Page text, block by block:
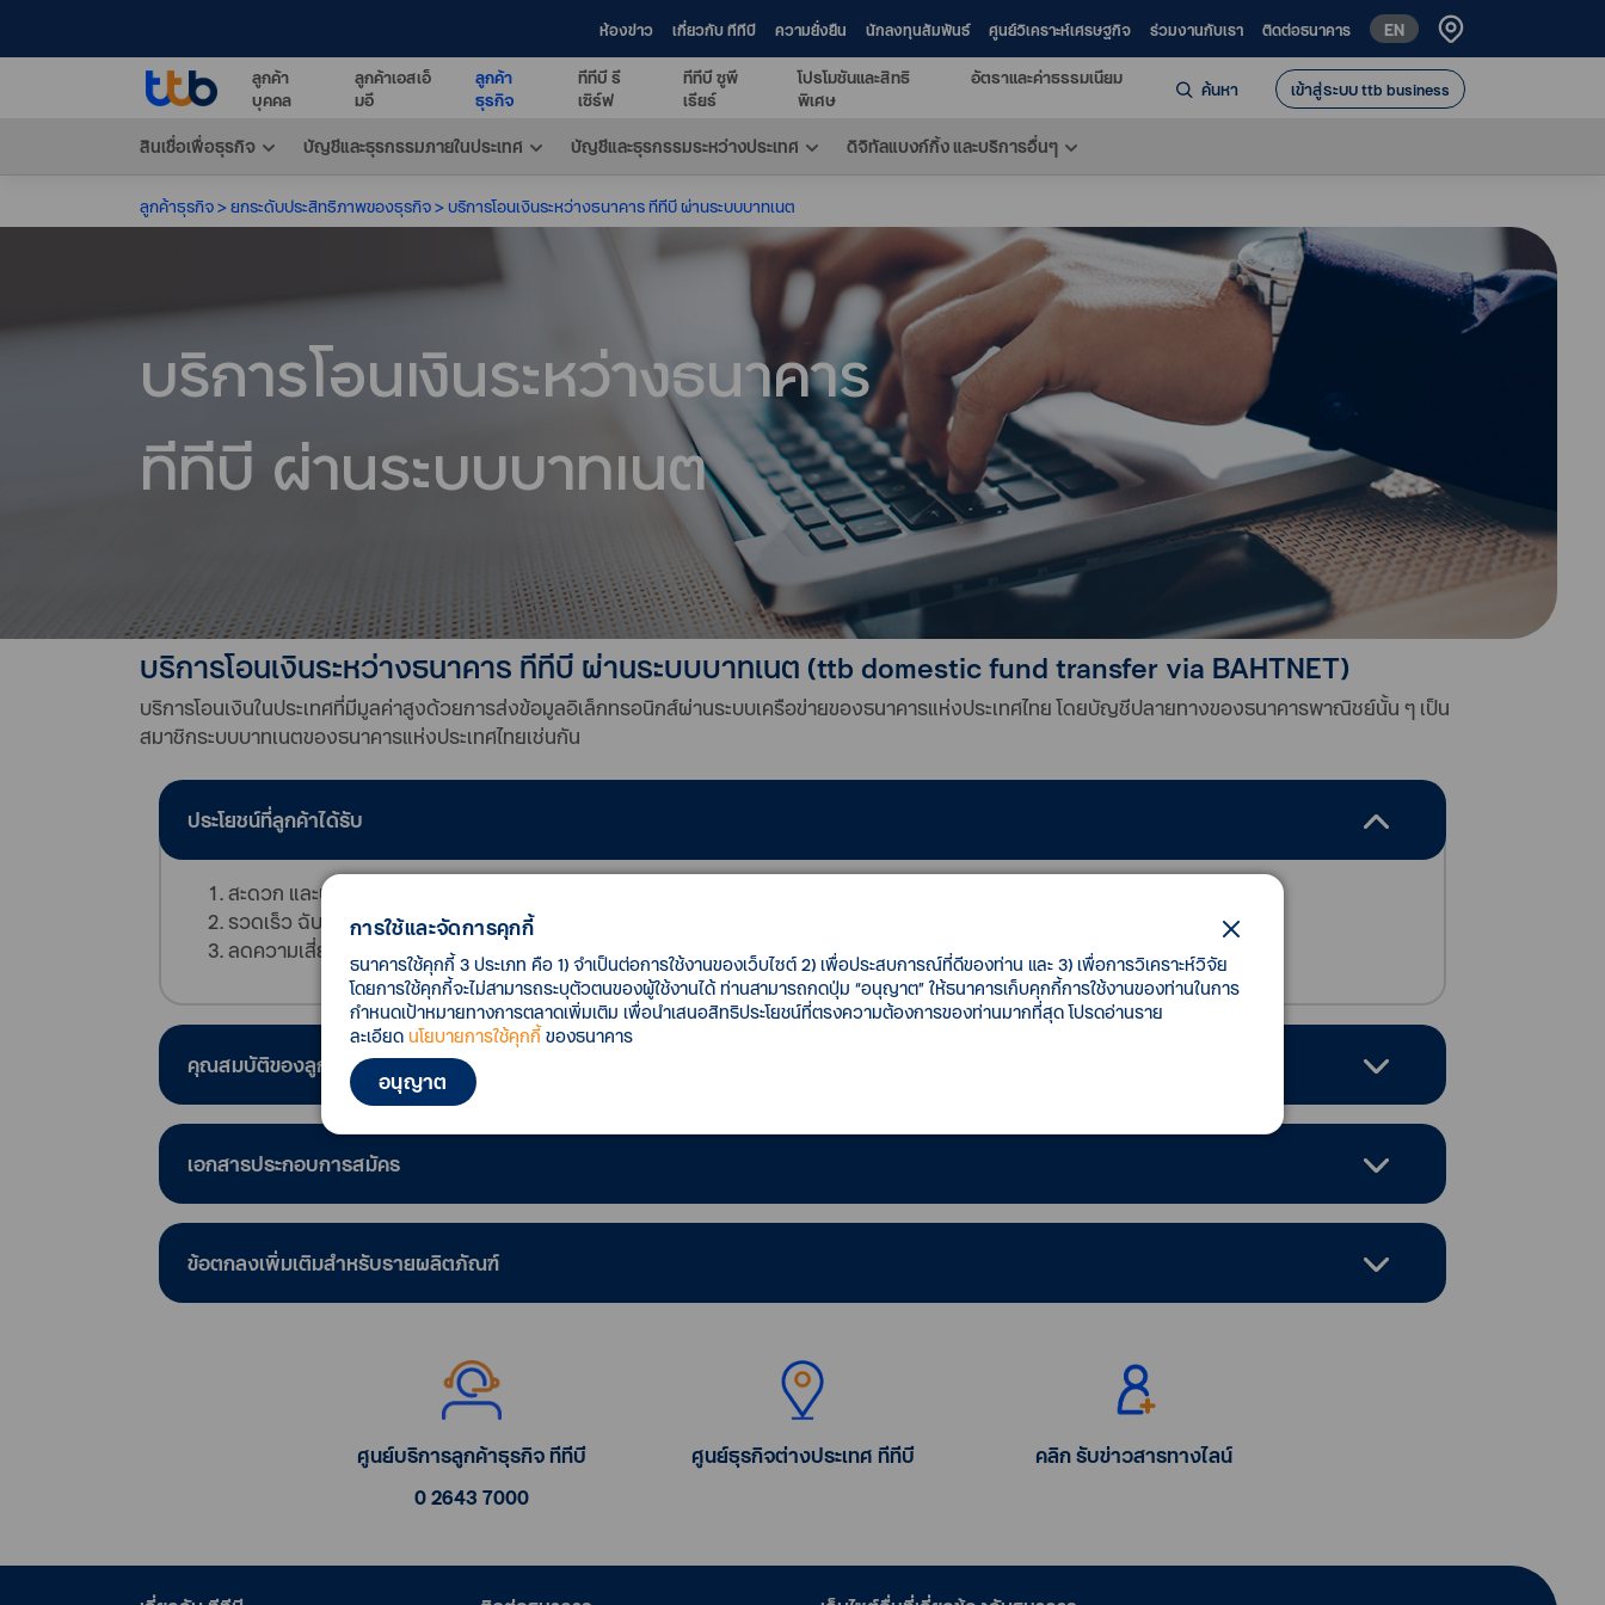
ห้องข่าว เกี่ยวกับ ทีทีบี ความยั่งยืน นักลงทุนสัมพันธ์ ศูนย์วิเคราะห์เศรษฐกิจ ร่วมงานกับเรา ติดต่อธนาคาร EN
ลูกค้า
บุคคล
ลูกค้าเอสเอ็
มอี
ลูกค้า
ธุรกิจ
ทีทีบี รี
เซิร์ฟ
ทีทีบี ซูพี
เรียร์
โปรโมชันและสิทธิ
พิเศษ
อัตราและค่าธรรมเนียม ค้นหา เข้าสู่ระบบ ttb business
สินเชื่อเพื่อธุรกิจ บัญชีและธุรกรรมภายในประเทศ บัญชีและธุรกรรมระหว่างประเทศ ดิจิทัลแบงก์กิ้ง และบริการอื่นๆ
ลูกค้าธุรกิจ ยกระดับประสิทธิภาพของธุรกิจ บริการโอนเงินระหว่างธนาคาร ทีทีบี ผ่านระบบบาทเนต
บริการโอนเงินระหว่างธนาคาร
ทีทีบี ผ่านระบบบาทเนต
บริการโอนเงินระหว่างธนาคาร ทีทีบี ผ่านระบบบาทเนต (ttb domestic fund transfer via BAHTNET)
บริการโอนเงินในประเทศที่มีมูลค่าสูงด้วยการส่งข้อมูลอิเล็กทรอนิกส์ผ่านระบบเครือข่ายของธนาคารแห่งประเทศไทย โดยบัญชีปลายทางของธนาคารพาณิชย์นั้น ๆ เป็น
สมาชิกระบบบาทเนตของธนาคารแห่งประเทศไทยเช่นกัน
ประโยชน์ที่ลูกค้าได้รับ
สะดวก และประหยัดเวลาในการเตรียมเอกสารประกอบการโอนเงิน
รวดเร็ว ฉับไว ผู้รับได้รับเงินภายในวันเดียว
ลดความเสี่ยง เพราะไม่ต้องเบิกเงินสดจำนวนมากเพื่อโอนเงินไปยังธนาคารต่าง ๆ ด้วยตนเอง
คุณสมบัติของลูกค้า
เอกสารประกอบการสมัคร
ข้อตกลงเพิ่มเติมสำหรับรายผลิตภัณฑ์
การใช้และจัดการคุกกี้
ธนาคารใช้คุกกี้ 3 ประเภท คือ 1) จำเป็นต่อการใช้งานของเว็บไซต์ 2) เพื่อประสบการณ์ที่ดีของท่าน และ 3) เพื่อการวิเคราะห์วิจัย
โดยการใช้คุกกี้จะไม่สามารถระบุตัวตนของผู้ใช้งานได้ ท่านสามารถกดปุ่ม “อนุญาต” ให้ธนาคารเก็บคุกกี้การใช้งานของท่านในการ
กำหนดเป้าหมายทางการตลาดเพิ่มเติม เพื่อนำเสนอสิทธิประโยชน์ที่ตรงความต้องการของท่านมากที่สุด โปรดอ่านราย
ละเอียด นโยบายการใช้คุกกี้ ของธนาคาร
อนุญาต
ศูนย์บริการลูกค้าธุรกิจ ทีทีบี
0 2643 7000
ศูนย์ธุรกิจต่างประเทศ ทีทีบี คลิก รับข่าวสารทางไลน์